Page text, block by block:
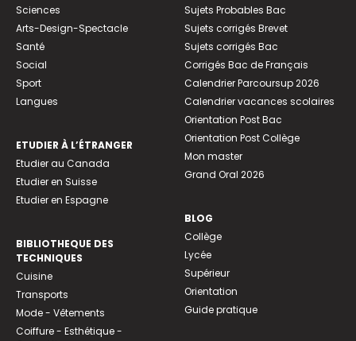
Sciences
Arts-Design-Spectacle
Santé
Social
Sport
Langues
ETUDIER À L’ÉTRANGER
Etudier au Canada
Etudier en Suisse
Etudier en Espagne
BIBLIOTHEQUE DES
TECHNIQUES
Cuisine
Transports
Mode - Vêtements
Coiffure - Esthétique -
Sujets Probables Bac
Sujets corrigés Brevet
Sujets corrigés Bac
Corrigés Bac de Français
Calendrier Parcoursup 2026
Calendrier vacances scolaires
Orientation Post Bac
Orientation Post Collège
Mon master
Grand Oral 2026
BLOG
Collège
Lycée
Supérieur
Orientation
Guide pratique